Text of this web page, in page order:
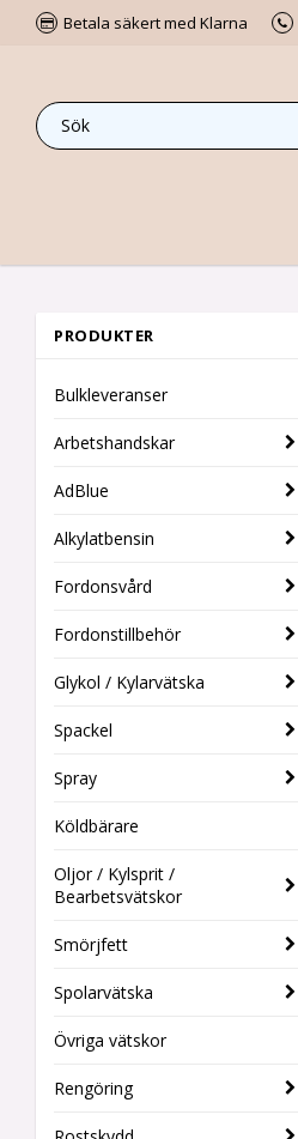
Betala säkert med Klarna
PRODUKTER
Bulkleveranser
Arbetshandskar
AdBlue
Alkylatbensin
Fordonsvård
Fordonstillbehör
Glykol / Kylarvätska
Spackel
Spray
Köldbärare
Oljor / Kylsprit /
Bearbetsvätskor
Smörjfett
Spolarvätska
Övriga vätskor
Rengöring